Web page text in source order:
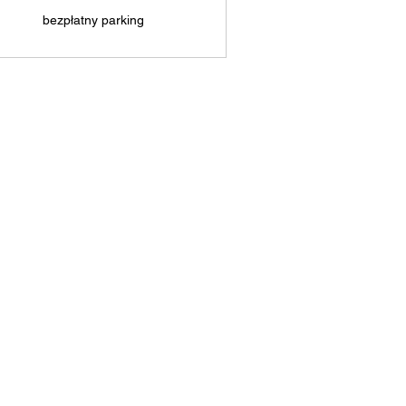
bezpłatny parking